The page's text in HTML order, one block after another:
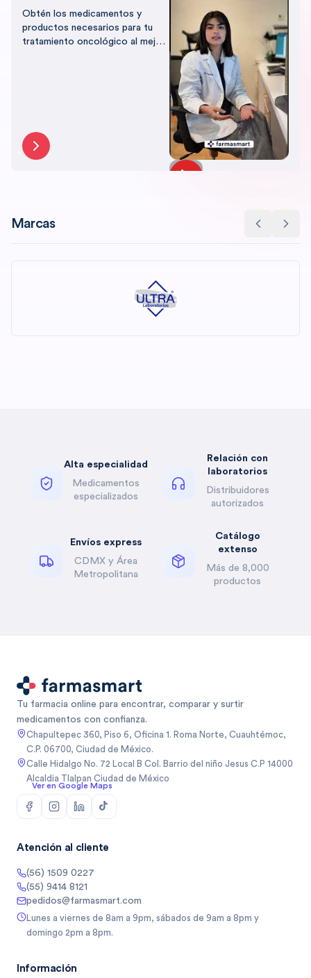
Obtén los medicamentos y
productos necesarios para tu
tratamiento oncológico al mejor
Marcas
Alta especialidad
Medicamentos
especializados
Relación con
laboratorios
Distribuidores
autorizados
Envíos express
CDMX y Área
Metropolitana
Catálogo
extenso
Más de 8,000
productos
Tu farmacia online para encontrar, comparar y surtir
medicamentos con confianza.
Chapultepec 360, Piso 6, Oficina 1. Roma Norte, Cuauhtémoc,
C.P. 06700, Ciudad de México.
Calle Hidalgo No. 72 Local B Col. Barrio del niño Jesus C.P 14000
Alcaldia Tlalpan Ciudad de México
Ver en Google Maps
Atención al cliente
(56) 1509 0227
(55) 9414 8121
pedidos@farmasmart.com
Lunes a viernes de 8am a 9pm, sábados de 9am a 8pm y
domingo 2pm a 8pm.
Información